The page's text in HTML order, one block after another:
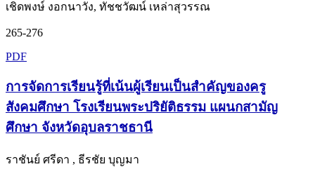
เชิดพงษ์ งอกนาวัง, ทัชชวัฒน์ เหล่าสุวรรณ
265-276
PDF
การจัดการเรียนรู้ที่เน้นผู้เรียนเป็นสำคัญของครู
สังคมศึกษา โรงเรียนพระปริยัติธรรม แผนกสามัญ
ศึกษา จังหวัดอุบลราชธานี
ราชันย์ ศรีดา , ธีรชัย บุญมา